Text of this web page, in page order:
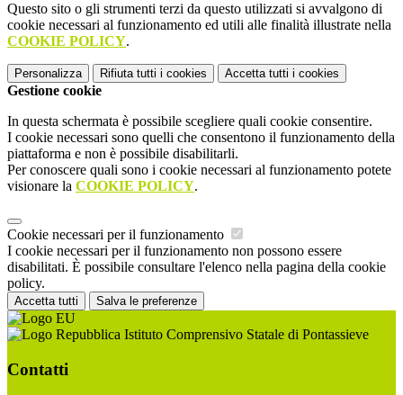
Questo sito o gli strumenti terzi da questo utilizzati si avvalgono di
cookie necessari al funzionamento ed utili alle finalità illustrate nella
COOKIE POLICY.
Personalizza Rifiuta tutti i cookies Accetta tutti i cookies
Gestione cookie
In questa schermata è possibile scegliere quali cookie consentire.
I cookie necessari sono quelli che consentono il funzionamento della
piattaforma e non è possibile disabilitarli.
Per conoscere quali sono i cookie necessari al funzionamento potete
visionare la COOKIE POLICY.
Cookie necessari per il funzionamento
I cookie necessari per il funzionamento non possono essere
disabilitati. È possibile consultare l'elenco nella pagina della cookie
policy.
Accetta tutti Salva le preferenze
Istituto Comprensivo Statale di Pontassieve
Contatti